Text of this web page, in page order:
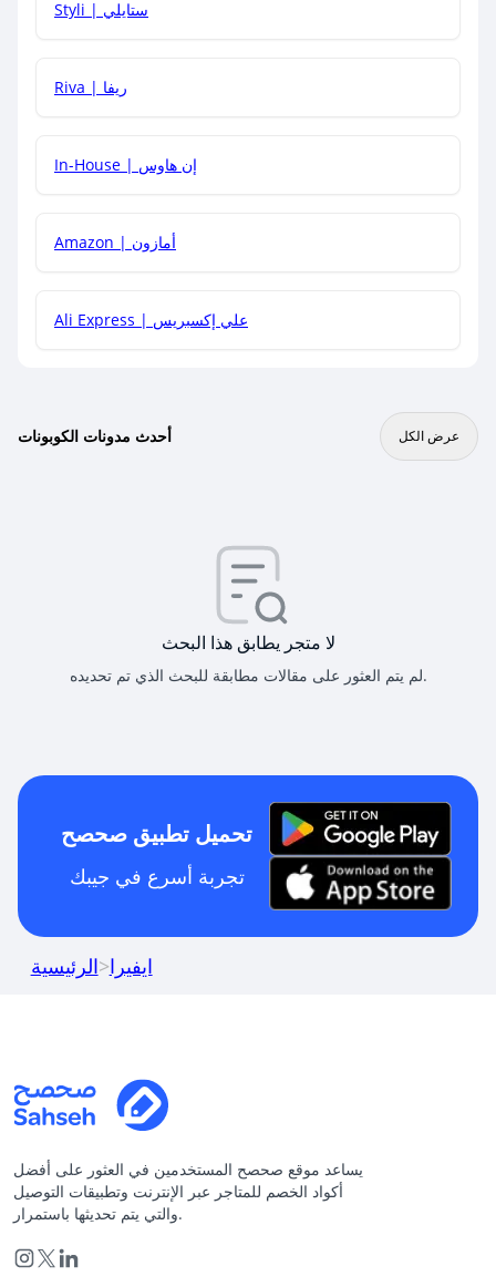
هل يمكنني جمع كود خصم مع العروض الأخرى؟
Styli | ستايلي
Riva | ريفا
In-House | إن هاوس
Amazon | أمازون
Ali Express | علي إكسبريس
أحدث مدونات الكوبونات عرض الكل
لا متجر يطابق هذا البحث
لم يتم العثور على مقالات مطابقة للبحث الذي تم تحديده.
تحميل تطبيق صحصح
تجربة أسرع في جيبك
الرئيسية>ايفيرا
يساعد موقع صحصح المستخدمين في العثور على أفضل
أكواد الخصم للمتاجر عبر الإنترنت وتطبيقات التوصيل
والتي يتم تحديثها باستمرار.